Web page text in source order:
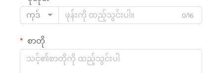
ကုဒ်
0/16
စာတို